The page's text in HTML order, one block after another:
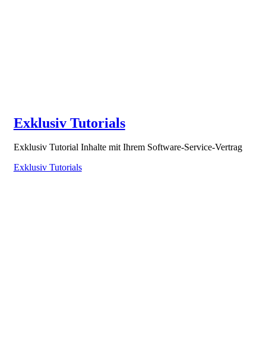
Exklusiv Tutorials
Exklusiv Tutorial Inhalte mit Ihrem Software-Service-Vertrag
Exklusiv Tutorials